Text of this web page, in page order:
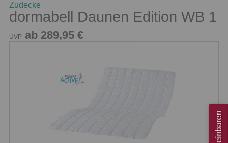
Zudecke
dormabell Daunen Edition WB 1
UVP ab 289,95 €